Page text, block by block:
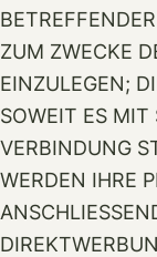
ZUM ZWECKE
EINZULEGEN;
SOWEIT ES MIT
VERBINDUNG
WERDEN IHRE